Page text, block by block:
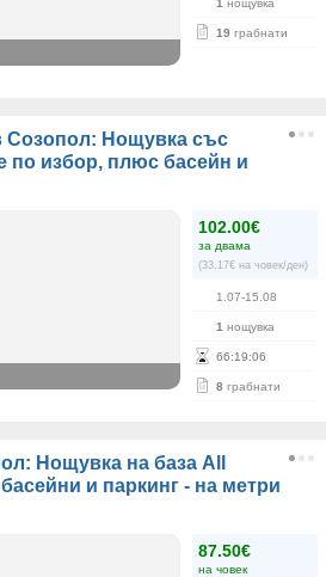
1 нощувка
19 грабнати
Созопол: Нощувка със
по избор, плюс басейн и
102.00€
за двама
(33.17€ на човек/ден)
1.07-15.08
1 нощувка
66:19:05
8 грабнати
Нощувка на база All
и паркинг - на метри
87.50€
на човек